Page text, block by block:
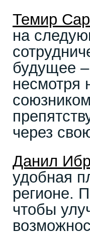
Темир
на
будущее
несмотря
через
Данил
удобная
регионе.
чтобы